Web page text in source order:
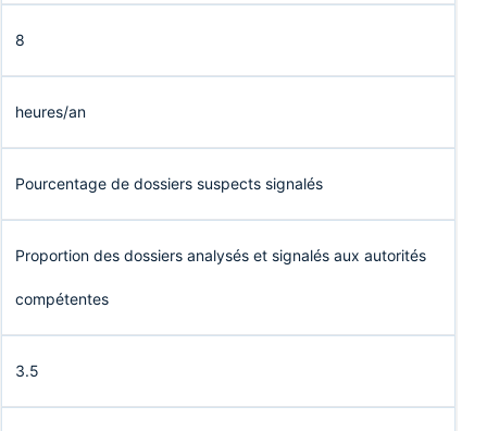
8
heures/an
Pourcentage de dossiers suspects signalés
Proportion des dossiers analysés et signalés aux autorités
compétentes
3.5